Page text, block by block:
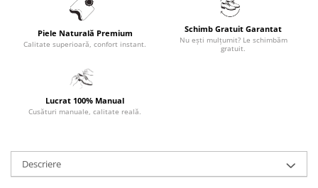
Piele Naturală Premium
Calitate superioară, confort instant.
Schimb Gratuit Garantat
Nu ești mulțumit? Le schimbăm
gratuit.
Lucrat 100% Manual
Cusături manuale, calitate reală.
Descriere